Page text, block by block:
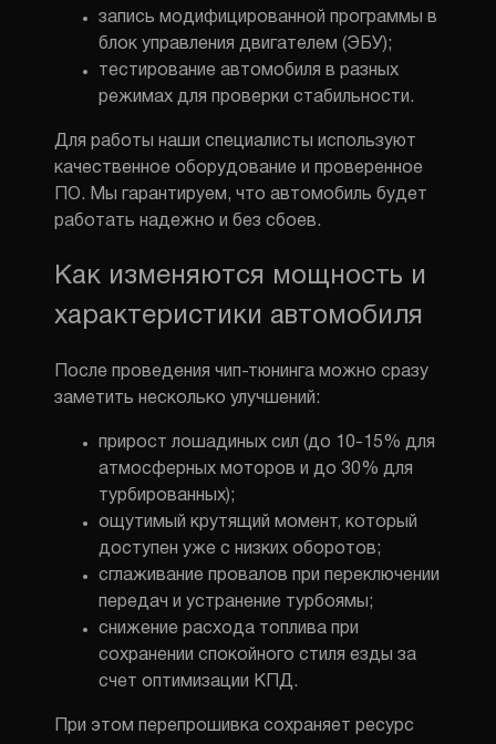
запись модифицированной программы в
блок управления двигателем (ЭБУ);
тестирование автомобиля в разных
режимах для проверки стабильности.
Для работы наши специалисты используют
качественное оборудование и проверенное
ПО. Мы гарантируем, что автомобиль будет
работать надежно и без сбоев.
Как изменяются мощность и
характеристики автомобиля
После проведения чип-тюнинга можно сразу
заметить несколько улучшений:
прирост лошадиных сил (до 10-15% для
атмосферных моторов и до 30% для
турбированных);
ощутимый крутящий момент, который
доступен уже с низких оборотов;
сглаживание провалов при переключении
передач и устранение турбоямы;
снижение расхода топлива при
сохранении спокойного стиля езды за
счет оптимизации КПД.
При этом перепрошивка сохраняет ресурс